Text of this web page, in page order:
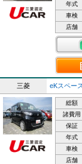
年式
車検
店舗
三菱 eKスペー
総額
諸費用
保証
年式
車検
店舗